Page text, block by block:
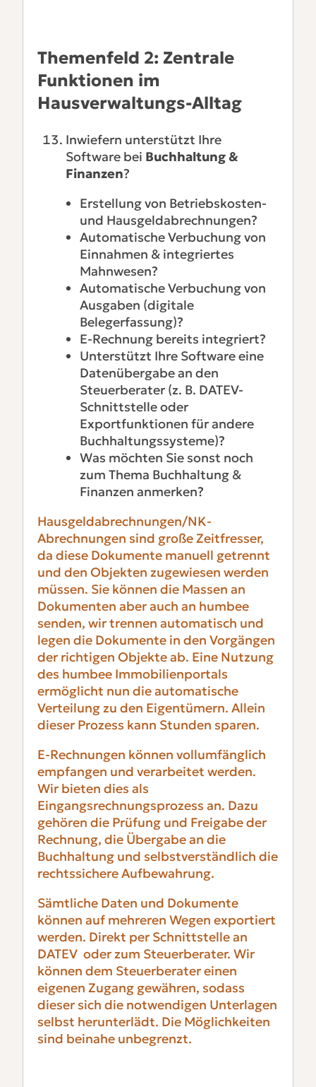
Themenfeld 2: Zentrale
Funktionen im
Hausverwaltungs-Alltag
Inwiefern unterstützt Ihre
Software bei Buchhaltung &
Finanzen?
Erstellung von Betriebskosten-
und Hausgeldabrechnungen?
Automatische Verbuchung von
Einnahmen & integriertes
Mahnwesen?
Automatische Verbuchung von
Ausgaben (digitale
Belegerfassung)?
E-Rechnung bereits integriert?
Unterstützt Ihre Software eine
Datenübergabe an den
Steuerberater (z. B. DATEV-
Schnittstelle oder
Exportfunktionen für andere
Buchhaltungssysteme)?
Was möchten Sie sonst noch
zum Thema Buchhaltung &
Finanzen anmerken?
Hausgeldabrechnungen/NK-
Abrechnungen sind große Zeitfresser,
da diese Dokumente manuell getrennt
und den Objekten zugewiesen werden
müssen. Sie können die Massen an
Dokumenten aber auch an humbee
senden, wir trennen automatisch und
legen die Dokumente in den Vorgängen
der richtigen Objekte ab. Eine Nutzung
des humbee Immobilienportals
ermöglicht nun die automatische
Verteilung zu den Eigentümern. Allein
dieser Prozess kann Stunden sparen.
E-Rechnungen können vollumfänglich
empfangen und verarbeitet werden.
Wir bieten dies als
Eingangsrechnungsprozess an. Dazu
gehören die Prüfung und Freigabe der
Rechnung, die Übergabe an die
Buchhaltung und selbstverständlich die
rechtssichere Aufbewahrung.
Sämtliche Daten und Dokumente
können auf mehreren Wegen exportiert
werden. Direkt per Schnittstelle an
DATEV oder zum Steuerberater. Wir
können dem Steuerberater einen
eigenen Zugang gewähren, sodass
dieser sich die notwendigen Unterlagen
selbst herunterlädt. Die Möglichkeiten
sind beinahe unbegrenzt.